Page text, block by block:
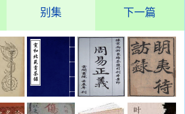
别集 下一篇